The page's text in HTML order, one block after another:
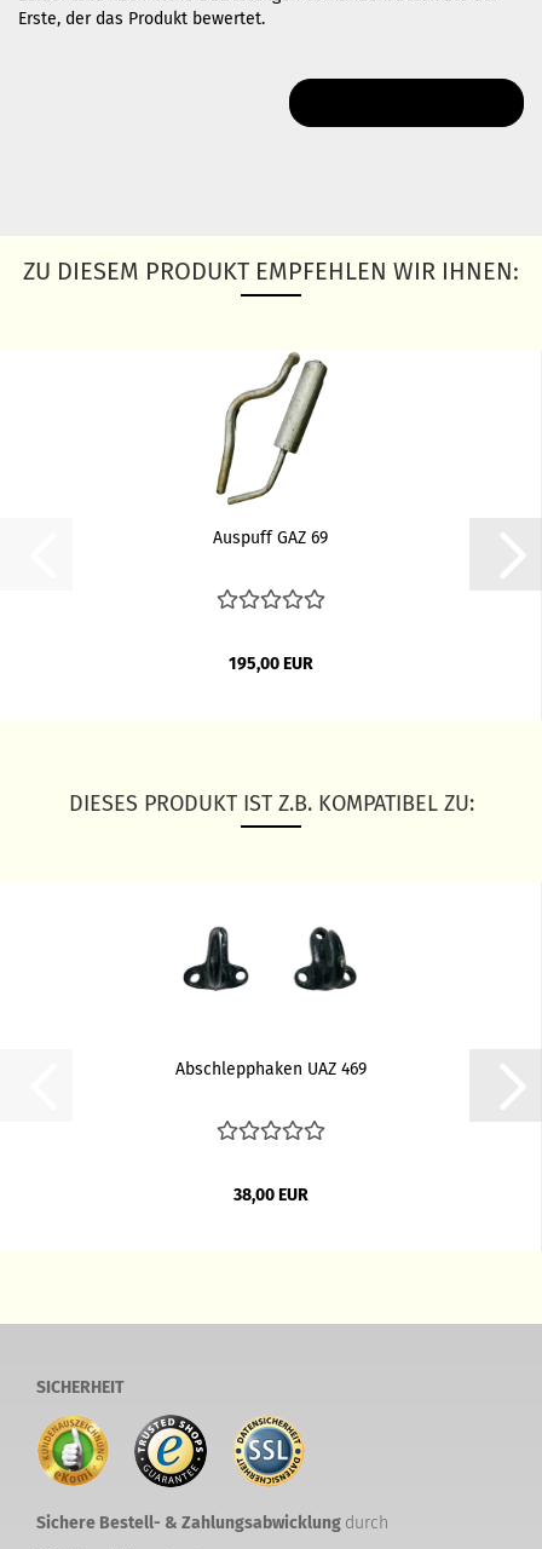
Erste, der das Produkt bewertet.
ZU DIESEM PRODUKT EMPFEHLEN WIR IHNEN:
Auspuff GAZ 69
195,00 EUR
DIESES PRODUKT IST Z.B. KOMPATIBEL ZU:
Abschlepphaken UAZ 469
38,00 EUR
SICHERHEIT
Sichere Bestell- & Zahlungsabwicklung durch